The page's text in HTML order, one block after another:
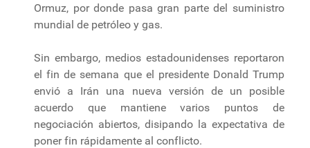
Ormuz, por donde pasa gran parte del suministro
mundial de petróleo y gas.
Sin embargo, medios estadounidenses reportaron
el fin de semana que el presidente Donald Trump
envió a Irán una nueva versión de un posible
acuerdo que mantiene varios puntos de
negociación abiertos, disipando la expectativa de
poner fin rápidamente al conflicto.